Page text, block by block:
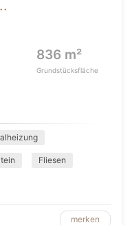
836 m²
Grundstücksfläche
Fliesen
merken